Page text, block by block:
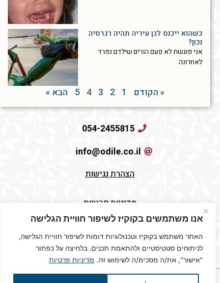
אנו משתמשים בקוקיז לשיפור חוויית הגלישה
האתר משתמש בקוקיז וטכנולוגיות דומות לשיפור חוויית הגלישה,
לניתוחים סטטיסטיים ולהתאמת תכנים. בלחיצה על כפתור
"אישור", את/ה מסכימ/ה לשימוש זה. מדיניות פרטיות
כשהוא ייכנס לגן עיריה תהיה רגרסיה
נכון?
אני פוגשת לא פעם הורים שילדם נפרד
לאחרונה
« הקודם 1
2
3
4
5 הבא »
054-2455815
info@odile.co.il
הצהרת נגישות
מדיניות פרטיות
תקנון האתר